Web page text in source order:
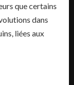
que certains
dans
liées aux